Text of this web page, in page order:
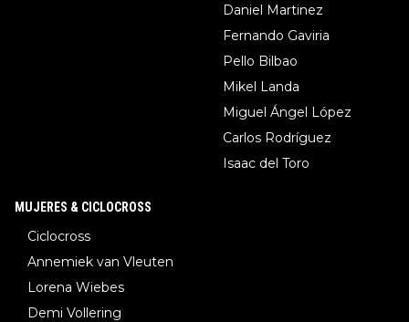
Daniel Martinez
Fernando Gaviria
Pello Bilbao
Mikel Landa
Miguel Ángel López
Carlos Rodríguez
Isaac del Toro
MUJERES & CICLOCROSS
Ciclocross
Annemiek van Vleuten
Lorena Wiebes
Demi Vollering